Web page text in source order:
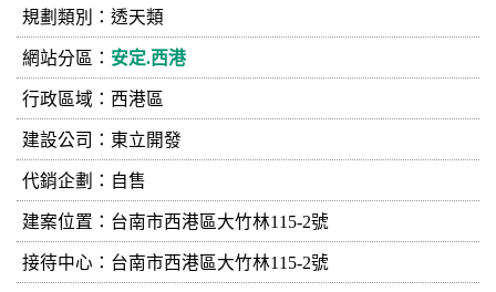
規劃類別：透天類
網站分區： 安定.西港
行政區域：西港區
建設公司： 東立開發
代銷企劃：自售
建案位置：台南市西港區大竹林115-2號
接待中心：台南市西港區大竹林115-2號